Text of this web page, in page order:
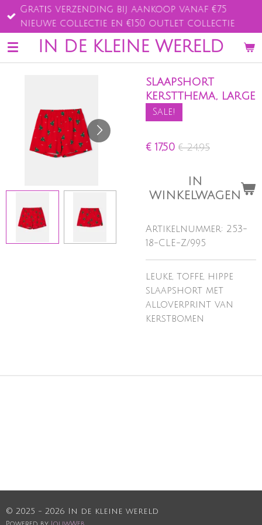
Ga
direct
naar
de
IN DE KLEINE WERELD
Gratis verzending bij aankoop vanaf €75
nieuwe collectie en €150 outlet collectie
slaapshort
kerstthema, large
Sale!
€ 17,50 € 24,95
IN
WINKELWAGEN
Artikelnummer: 253-
18-CLE-Z/995
leuke, toffe, hippe
slaapshort met
alloverprint van
kerstbomen
© 2025 - 2026 In de kleine wereld